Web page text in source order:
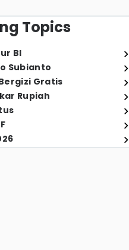
Topics
BI
Subianto
Gratis
Rupiah